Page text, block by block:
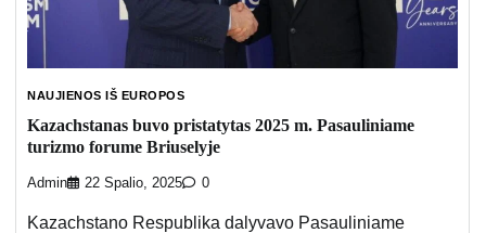
NAUJIENOS IŠ EUROPOS
Kazachstanas buvo pristatytas 2025 m. Pasauliniame
turizmo forume Briuselyje
Admin 22 Spalio, 2025 0
Kazachstano Respublika dalyvavo Pasauliniame